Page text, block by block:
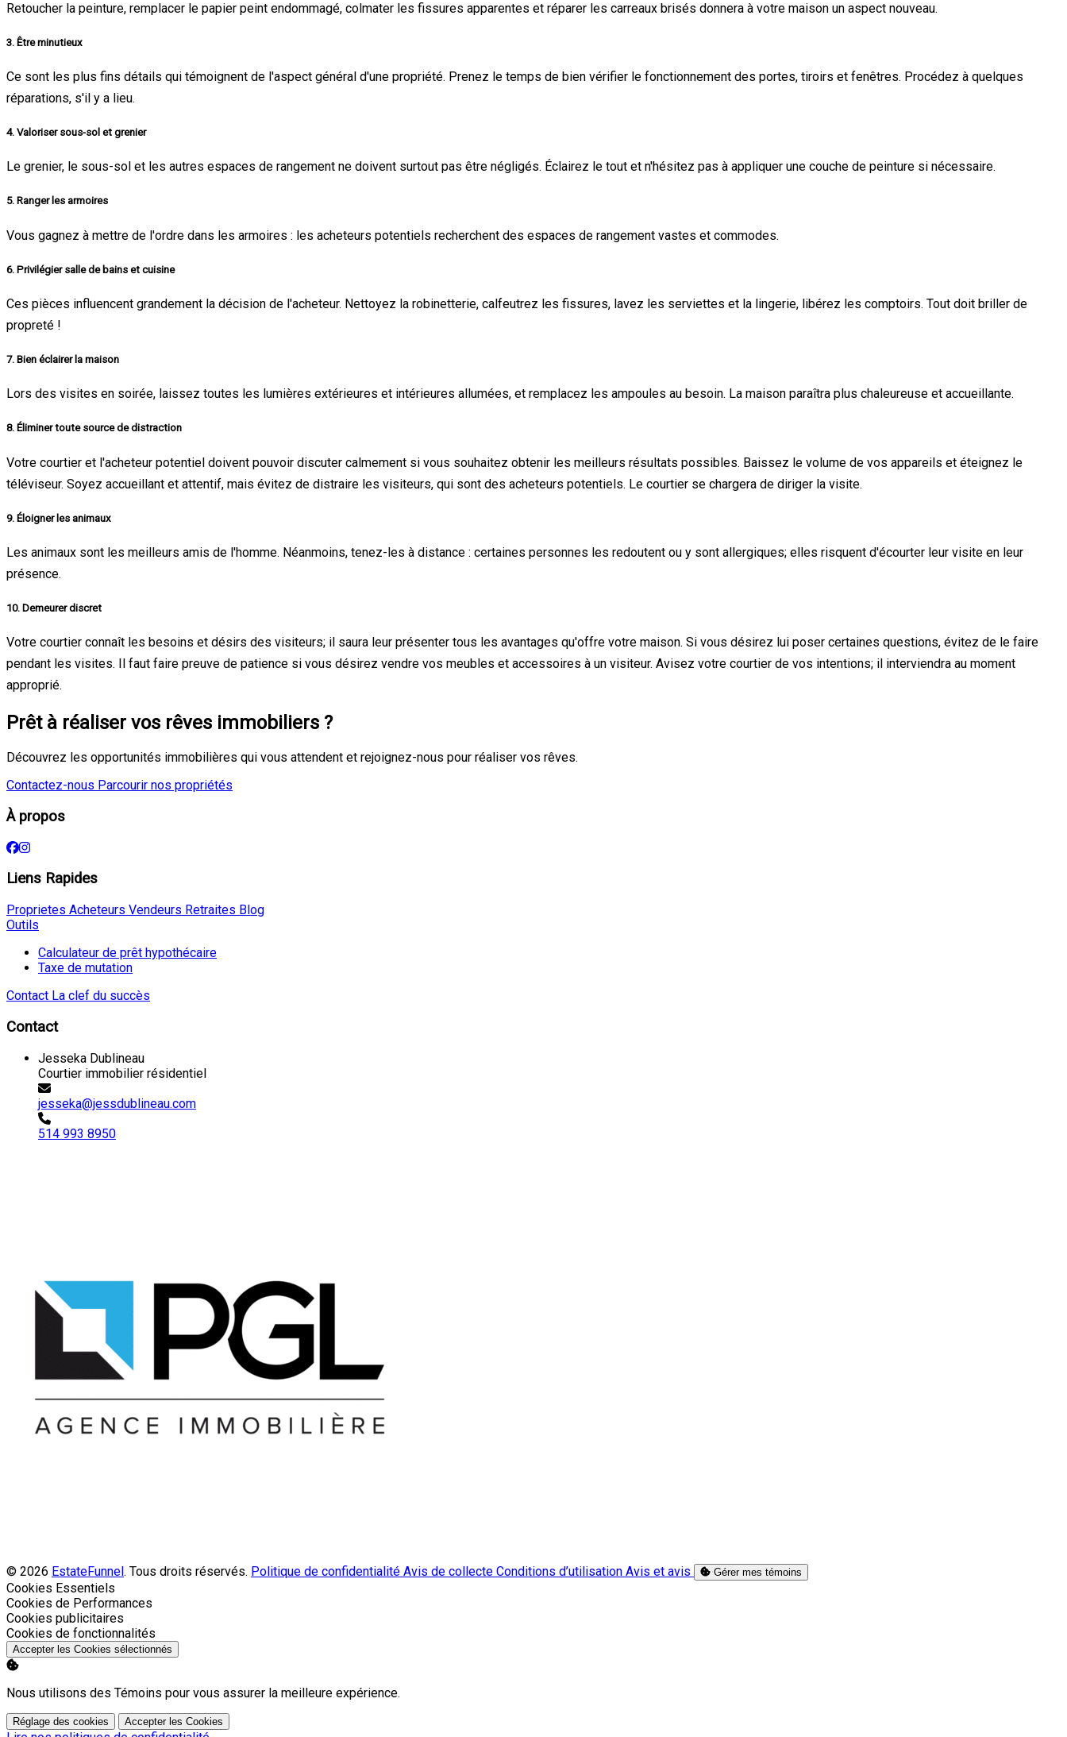
Retoucher la peinture, remplacer le papier peint endommagé, colmater les fissures apparentes et réparer les carreaux brisés donnera à votre maison un aspect nouveau.
3. Être minutieux
Ce sont les plus fins détails qui témoignent de l'aspect général d'une propriété. Prenez le temps de bien vérifier le fonctionnement des portes, tiroirs et fenêtres. Procédez à quelques
réparations, s'il y a lieu.
4. Valoriser sous-sol et grenier
Le grenier, le sous-sol et les autres espaces de rangement ne doivent surtout pas être négligés. Éclairez le tout et n'hésitez pas à appliquer une couche de peinture si nécessaire.
5. Ranger les armoires
Vous gagnez à mettre de l'ordre dans les armoires : les acheteurs potentiels recherchent des espaces de rangement vastes et commodes.
6. Privilégier salle de bains et cuisine
Ces pièces influencent grandement la décision de l'acheteur. Nettoyez la robinetterie, calfeutrez les fissures, lavez les serviettes et la lingerie, libérez les comptoirs. Tout doit briller de
propreté !
7. Bien éclairer la maison
Lors des visites en soirée, laissez toutes les lumières extérieures et intérieures allumées, et remplacez les ampoules au besoin. La maison paraîtra plus chaleureuse et accueillante.
8. Éliminer toute source de distraction
Votre courtier et l'acheteur potentiel doivent pouvoir discuter calmement si vous souhaitez obtenir les meilleurs résultats possibles. Baissez le volume de vos appareils et éteignez le
téléviseur. Soyez accueillant et attentif, mais évitez de distraire les visiteurs, qui sont des acheteurs potentiels. Le courtier se chargera de diriger la visite.
9. Éloigner les animaux
Les animaux sont les meilleurs amis de l'homme. Néanmoins, tenez-les à distance : certaines personnes les redoutent ou y sont allergiques; elles risquent d'écourter leur visite en leur
présence.
10. Demeurer discret
Votre courtier connaît les besoins et désirs des visiteurs; il saura leur présenter tous les avantages qu'offre votre maison. Si vous désirez lui poser certaines questions, évitez de le faire
pendant les visites. Il faut faire preuve de patience si vous désirez vendre vos meubles et accessoires à un visiteur. Avisez votre courtier de vos intentions; il interviendra au moment
approprié.
Prêt à réaliser vos rêves immobiliers ?
Découvrez les opportunités immobilières qui vous attendent et rejoignez-nous pour réaliser vos rêves.
Contactez-nous Parcourir nos propriétés
À propos
Liens Rapides
Proprietes Acheteurs Vendeurs Retraites Blog
Outils
Calculateur de prêt hypothécaire
Taxe de mutation
Contact La clef du succès
Contact
Jesseka Dublineau
Courtier immobilier résidentiel
jesseka@jessdublineau.com
514 993 8950
© 2026 EstateFunnel. Tous droits réservés. Politique de confidentialité Avis de collecte Conditions d’utilisation Avis et avis Gérer mes témoins
Activer
Cookies Essentiels
Activer
Cookies de Performances
Activer
Cookies publicitaires
Activer
Cookies de fonctionnalités
Accepter les Cookies sélectionnés
Nous utilisons des Témoins pour vous assurer la meilleure expérience.
Réglage des cookies Accepter les Cookies